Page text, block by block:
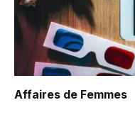
Affaires de Femmes